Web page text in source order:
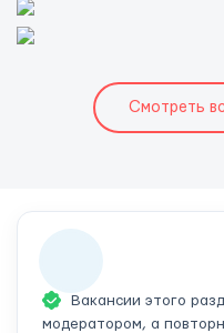
Смотреть
Вакансии этого
модератором, а